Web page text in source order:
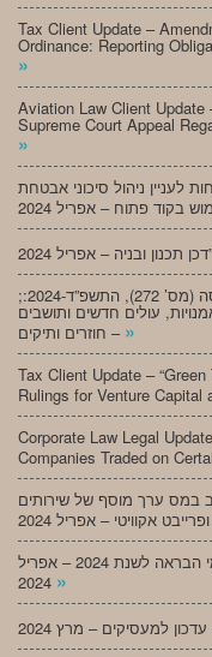
Tax Client Update –
Ordinance: Reporting
»
Aviation Law Client
Supreme Court Appeal
»
לעניין ניהול סיכוני אבטחת
;מעו”דכן מיסים – חוק לתיקון פקודת מס הכנסה (מס’ 272), התשפ”ד-2024:
עולים חדשים ותושבים
חוזרים ותיקים – »
Tax Client Update –
Rulings for Venture
Corporate Law Legal
Companies Traded on
במס ערך מוסף של שירותים
מעו”דכן יחסי עבודה – הקפאה והפחתה של דמי הבראה לשנת 2024 – אפריל
»